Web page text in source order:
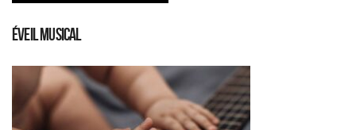
Éveil musical